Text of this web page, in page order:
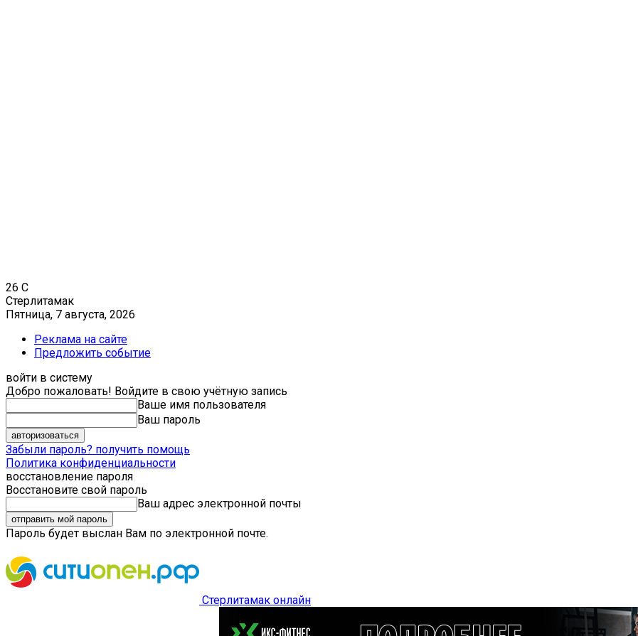
26 C
Стерлитамак
Пятница, 7 августа, 2026
Реклама на сайте
Предложить событие
войти в систему
Добро пожаловать! Войдите в свою учётную запись
Ваше имя пользователя
Ваш пароль
Забыли пароль? получить помощь
Политика конфиденциальности
восстановление пароля
Восстановите свой пароль
Ваш адрес электронной почты
Пароль будет выслан Вам по электронной почте.
Стерлитамак онлайн